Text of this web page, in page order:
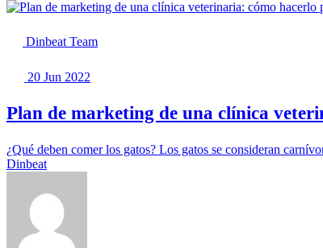
Dinbeat Team
20 Jun 2022
Plan de marketing de una clínica
¿Qué deben comer los gatos? Los gatos se consideran
Dinbeat